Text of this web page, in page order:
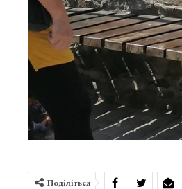
Поділіться